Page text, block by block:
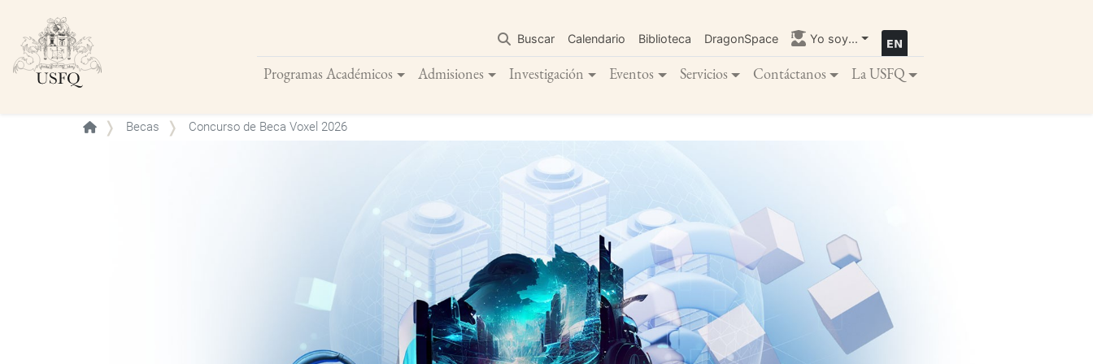
contenido
principal
Buscar Calendario Biblioteca DragonSpace Yo soy...
Programas Académicos Admisiones Investigación Eventos Servicios Contáctanos La USFQ
Buscar
Becas Concurso de Beca Voxel 2026